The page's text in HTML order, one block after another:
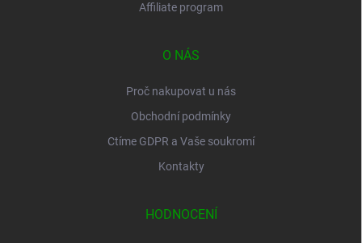
Affiliate program
O NÁS
Proč nakupovat u nás
Obchodní podmínky
Ctíme GDPR a Vaše soukromí
Kontakty
HODNOCENÍ